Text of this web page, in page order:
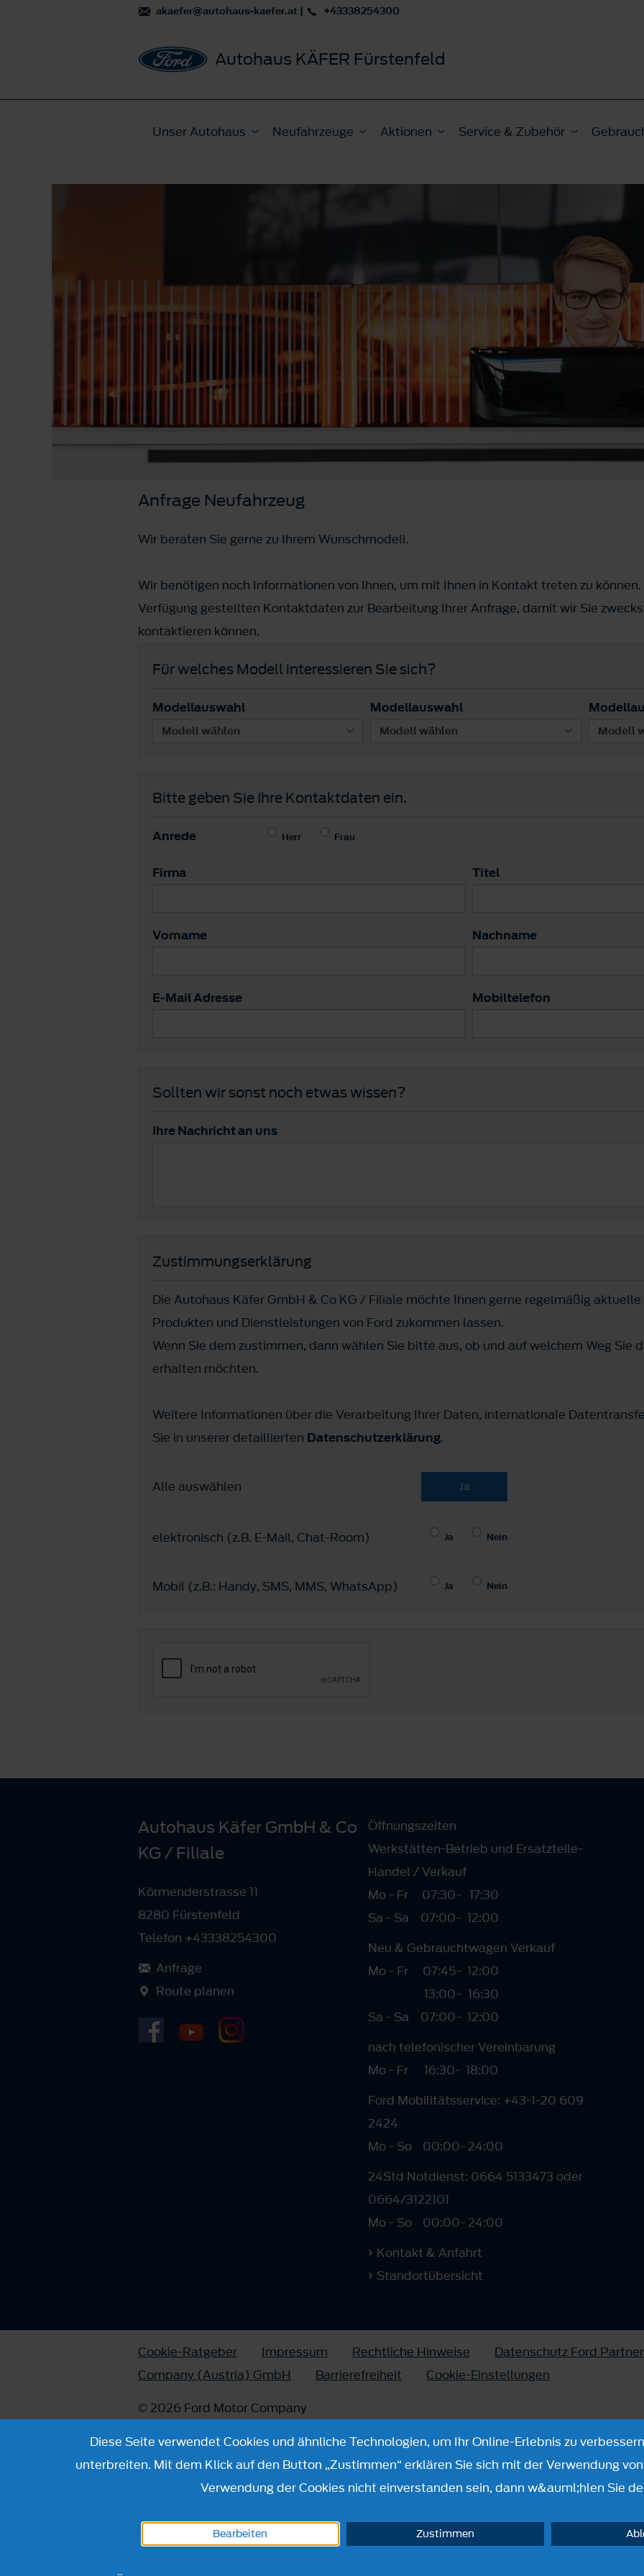
akaefer@autohaus-kaefer.at | +43338254300
Autohaus KÄFER Fürstenfeld
Unser Autohaus Neufahrzeuge Aktionen Service & Zubehör
Anfrage Neufahrzeug
Wir beraten Sie gerne zu Ihrem Wunschmodell.
Wir benötigen noch Informationen von Ihnen, um mit Ihnen in Kontakt treten zu
Verfügung gestellten Kontaktdaten zur Bearbeitung Ihrer Anfrage, damit wir Sie
kontaktieren können.
Für welches Modell interessieren Sie sich?
Modellauswahl Modellauswahl
Bitte geben Sie Ihre Kontaktdaten ein.
Anrede Herr Frau
Firma Titel
Vorname Nachname
E-Mail Adresse Mobiltelefon
Sollten wir sonst noch etwas wissen?
Ihre Nachricht an uns
Zustimmungserklärung
Die Autohaus Käfer GmbH & Co KG / Filiale möchte Ihnen gerne regelmäßig
Produkten und Dienstleistungen von Ford zukommen lassen.
Wenn Sie dem zustimmen, dann wählen Sie bitte aus, ob und auf welchem Weg Sie
erhalten möchten.
Weitere Informationen über die Verarbeitung Ihrer Daten, internationale
Sie in unserer detaillierten Datenschutzerklärung.
Alle auswählen Ja
elektronisch (z.B. E-Mail, Chat-Room) Ja Nein
Mobil (z.B.: Handy, SMS, MMS, WhatsApp) Ja Nein
Autohaus Käfer GmbH & Co
KG / Filiale
Körmenderstrasse 11
8280 Fürstenfeld
Telefon +43338254300
Anfrage
Route planen
Öffnungszeiten
Werkstätten-Betrieb und Ersatzteile-
Handel / Verkauf
Mo - Fr
07:30- 17:30
Sa - Sa
07:00- 12:00
Neu & Gebrauchtwagen Verkauf
Mo - Fr
07:45
13:00
-
-
12:00
16:30
Sa - Sa
07:00- 12:00
nach telefonischer Vereinbarung
Mo - Fr
16:30- 18:00
Ford Mobilitätsservice: +43-1-20 609
2424
Mo - So
00:00-24:00
24Std Notdienst: 0664 5133473 oder
0664/3122101
Mo - So
00:00-24:00
Kontakt & Anfahrt
Standortübersicht
Cookie-Ratgeber Impressum Rechtliche Hinweise Datenschutz Ford Partner
Company (Austria) GmbH
Barrierefreiheit
Cookie-Einstellungen
© 2026 Ford Motor Company
Diese Seite verwendet Cookies und ähnliche Technologien, um Ihr Online-Erlebnis zu
unterbreiten. Mit dem Klick auf den Button „Zustimmen“ erklären Sie sich mit der Verwendung
Verwendung der Cookies nicht einverstanden sein, dann w&auml;hlen Sie
Bearbeiten Zustimmen